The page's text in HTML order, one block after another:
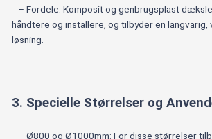
– Fordele: Komposit og genbrugsplast
håndtere og installere, og tilbyder en
løsning.
3. Specielle Størrelser og
– Ø800 og Ø1000mm: For disse størrelser